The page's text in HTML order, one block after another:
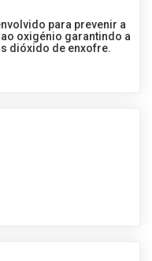
para prevenir a
oxigénio garantindo a
dióxido de enxofre.